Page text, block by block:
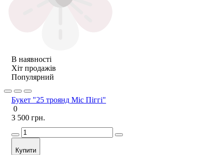
В наявності
Хіт продажів
Популярний
Букет "25 троянд Міс Піггі"
0
3 500 грн.
Купити